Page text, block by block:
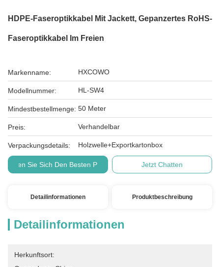
HDPE-Faseroptikkabel Mit Jackett, Gepanzertes RoHS-
Faseroptikkabel Im Freien
Markenname: HXCOWO
Modellnummer: HL-SW4
Mindestbestellmenge: 50 Meter
Preis: Verhandelbar
Verpackungsdetails: Holzwelle+Exportkartonbox
Holen Sie Sich Den Besten Preis Jetzt Chatten
Detailinformationen Produktbeschreibung
Detailinformationen
Herkunftsort: